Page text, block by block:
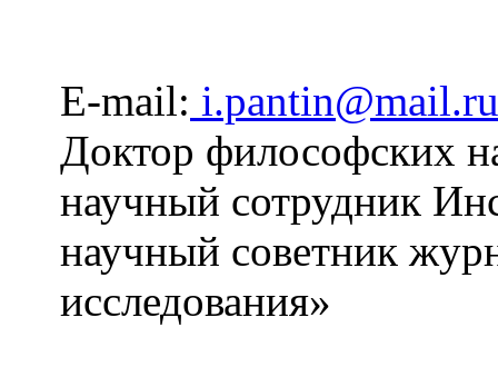
E-mail: i.pantin@mail.ru
Доктор философских
научный сотрудник
научный советник
исследования»